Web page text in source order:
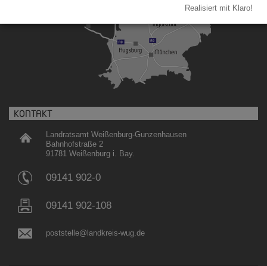
KONTAKT
Landratsamt Weißenburg-Gunzenhausen
Bahnhofstraße 2
91781 Weißenburg i. Bay.
09141 902-0
09141 902-108
poststelle@landkreis-wug.de
Realisiert mit Klaro!